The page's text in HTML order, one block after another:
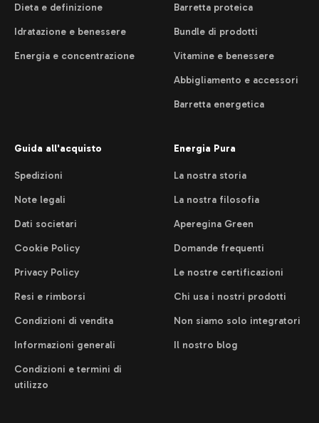
Dieta e definizione
Idratazione e benessere
Energia e concentrazione
Barretta proteica
Bundle di prodotti
Vitamine e benessere
Abbigliamento e accessori
Barretta energetica
Guida all'acquisto
Spedizioni
Note legali
Dati societari
Cookie Policy
Privacy Policy
Resi e rimborsi
Condizioni di vendita
Informazioni generali
Condizioni e termini di
utilizzo
Energia Pura
La nostra storia
La nostra filosofia
Aperegina Green
Domande frequenti
Le nostre certificazioni
Chi usa i nostri prodotti
Non siamo solo integratori
Il nostro blog